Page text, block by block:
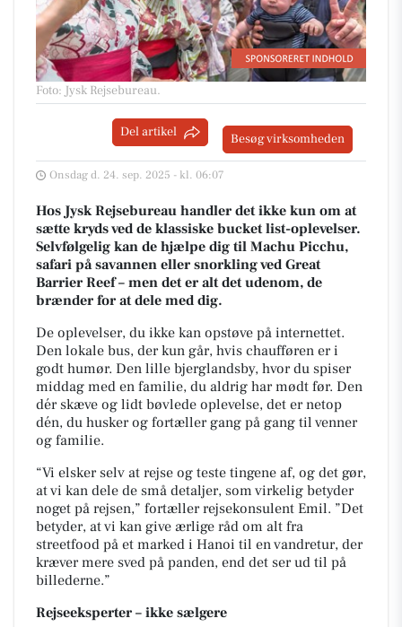
Foto: Jysk Rejsebureau.
Del artikel Besøg virksomheden
Onsdag d. 24. sep. 2025 - kl. 06:07
Hos Jysk Rejsebureau handler det ikke kun om at
sætte kryds ved de klassiske bucket list-oplevelser.
Selvfølgelig kan de hjælpe dig til Machu Picchu,
safari på savannen eller snorkling ved Great
Barrier Reef – men det er alt det udenom, de
brænder for at dele med dig.
De oplevelser, du ikke kan opstøve på internettet.
Den lokale bus, der kun går, hvis chaufføren er i
godt humør. Den lille bjerglandsby, hvor du spiser
middag med en familie, du aldrig har mødt før. Den
dér skæve og lidt bøvlede oplevelse, det er netop
dén, du husker og fortæller gang på gang til venner
og familie.
“Vi elsker selv at rejse og teste tingene af, og det gør,
at vi kan dele de små detaljer, som virkelig betyder
noget på rejsen,” fortæller rejsekonsulent Emil. ”Det
betyder, at vi kan give ærlige råd om alt fra
streetfood på et marked i Hanoi til en vandretur, der
kræver mere sved på panden, end det ser ud til på
billederne.”
Rejseeksperter – ikke sælgere